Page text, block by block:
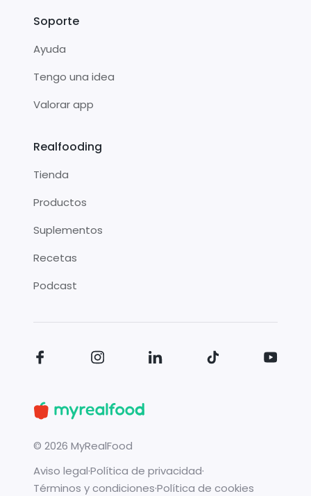
Soporte
Ayuda
Tengo una idea
Valorar app
Realfooding
Tienda
Productos
Suplementos
Recetas
Podcast
© 2026 MyRealFood
Aviso legal·Política de privacidad·
Términos y condiciones·Política de cookies